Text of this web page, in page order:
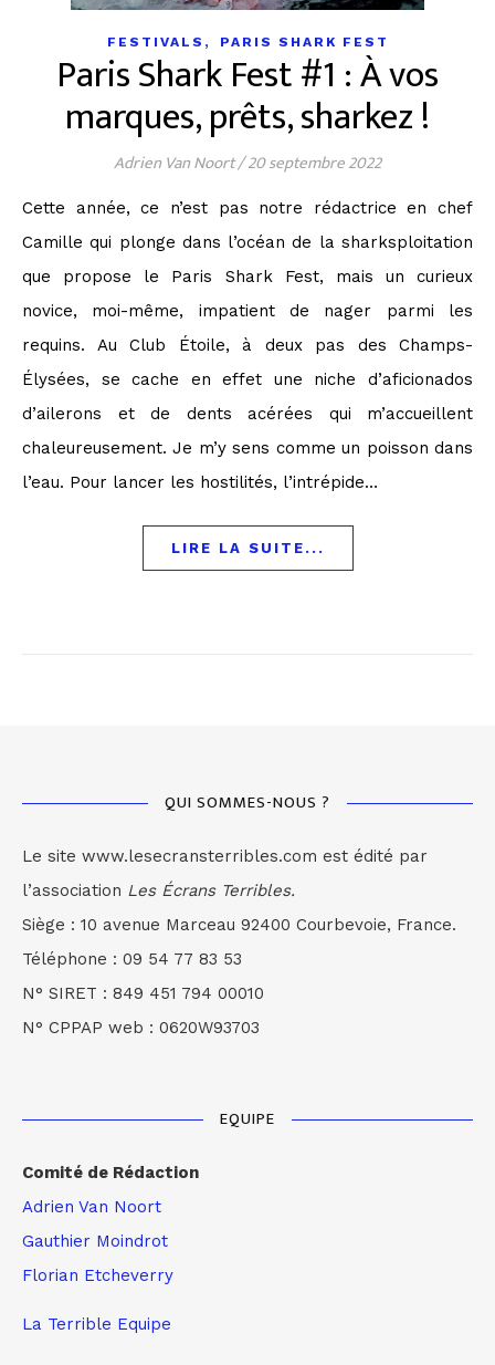
FESTIVALS , PARIS SHARK FEST
Paris Shark Fest #1 : À vos
marques, prêts, sharkez !
Adrien Van Noort/20 septembre 2022
Cette année, ce n’est pas notre rédactrice en chef
Camille qui plonge dans l’océan de la sharksploitation
que propose le Paris Shark Fest, mais un curieux
novice, moi-même, impatient de nager parmi les
requins. Au Club Étoile, à deux pas des Champs-
Élysées, se cache en effet une niche d’aficionados
d’ailerons et de dents acérées qui m’accueillent
chaleureusement. Je m’y sens comme un poisson dans
l’eau. Pour lancer les hostilités, l’intrépide…
LIRE LA SUITE...
QUI SOMMES-NOUS ?
Le site www.lesecransterribles.com est édité par
l’association Les Écrans Terribles.
Siège : 10 avenue Marceau 92400 Courbevoie, France.
Téléphone : 09 54 77 83 53
N° SIRET : 849 451 794 00010
N° CPPAP web : 0620W93703
EQUIPE
Comité de Rédaction
Adrien Van Noort
Gauthier Moindrot
Florian Etcheverry
La Terrible Equipe